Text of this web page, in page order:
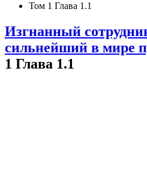
Том 1 Глава 1.1
Изгнанный
сильнейший в мире
1 Глава 1.1